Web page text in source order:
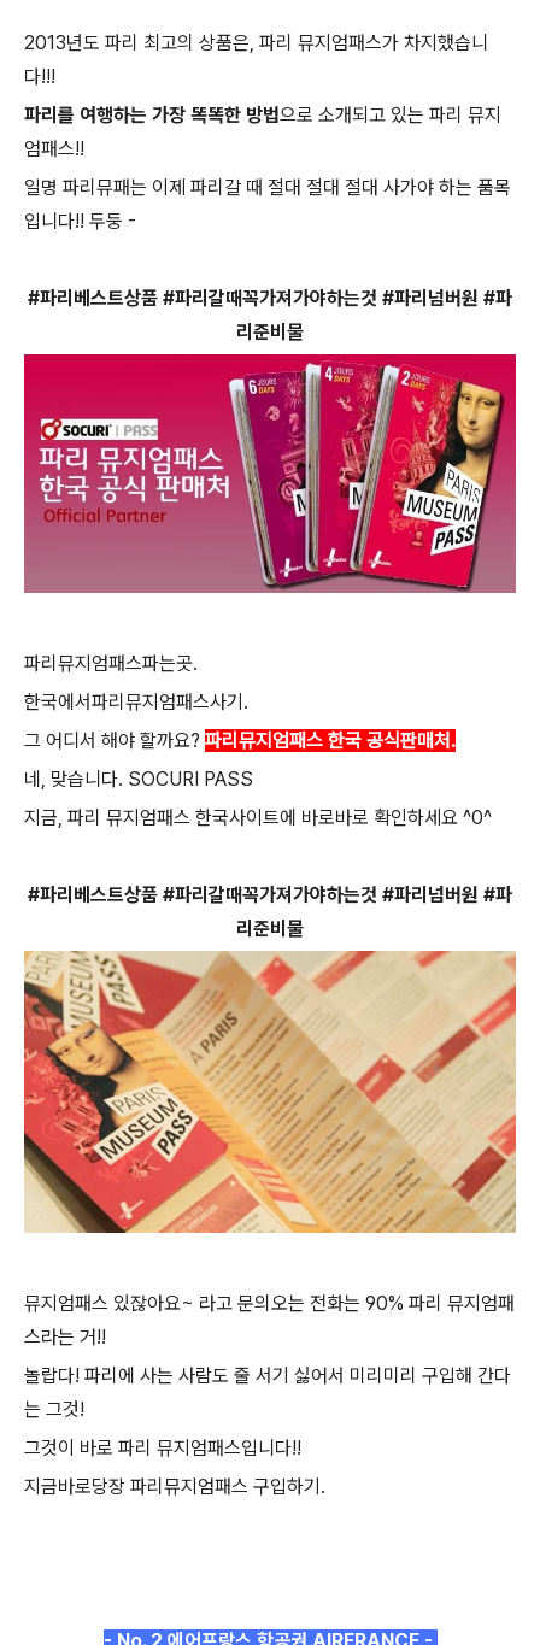
2013년도 파리 최고의 상품은, 파리 뮤지엄패스가 차지했습니
다!!!
파리를 여행하는 가장 똑똑한 방법으로 소개되고 있는 파리 뮤지
엄패스!!
일명 파리뮤패는 이제 파리갈 때 절대 절대 절대 사가야 하는 품목
입니다!! 두둥 -
#파리베스트상품 #파리갈때꼭가져가야하는것 #파리넘버원 #파
리준비물
파리뮤지엄패스파는곳.
한국에서파리뮤지엄패스사기.
그 어디서 해야 할까요? 파리뮤지엄패스 한국 공식판매처.
네, 맞습니다. SOCURI PASS
지금, 파리 뮤지엄패스 한국사이트에 바로바로 확인하세요 ^0^
#파리베스트상품 #파리갈때꼭가져가야하는것 #파리넘버원 #파
리준비물
뮤지엄패스 있잖아요~ 라고 문의오는 전화는 90% 파리 뮤지엄패
스라는 거!!
놀랍다! 파리에 사는 사람도 줄 서기 싫어서 미리미리 구입해 간다
는 그것!
그것이 바로 파리 뮤지엄패스입니다!!
지금바로당장 파리뮤지엄패스 구입하기.
- No. 2 에어프랑스 항공권 AIRFRANCE -